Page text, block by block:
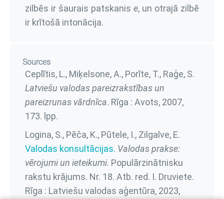
zilbēs ir šaurais patskanis e, un otrajā zilbē
ir krītošā intonācija.
Sources
Ceplītis, L., Miķelsone, A., Porīte, T., Raģe, S.
Latviešu valodas pareizrakstības un
pareizrunas vārdnīca. Rīga : Avots, 2007,
173. lpp.
Logina, S., Pēča, K., Pūtele, I., Zilgalve, E.
Valodas konsultācijas. Valodas prakse:
vērojumi un ieteikumi. Populārzinātnisku
rakstu krājums. Nr. 18. Atb. red. I. Druviete.
Rīga : Latviešu valodas aģentūra, 2023,